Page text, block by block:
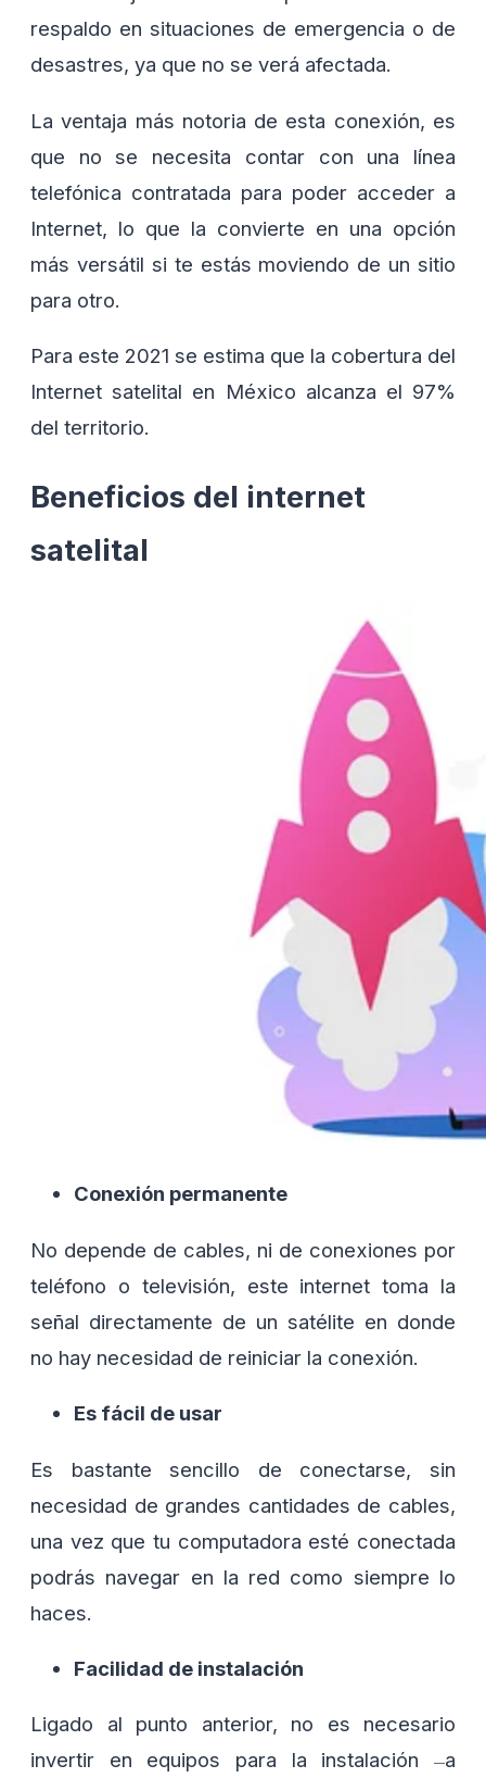
respaldo en situaciones de emergencia o de
desastres, ya que no se verá afectada.
La ventaja más notoria de esta conexión, es
que no se necesita contar con una línea
telefónica contratada para poder acceder a
Internet, lo que la convierte en una opción
más versátil si te estás moviendo de un sitio
para otro.
Para este 2021 se estima que la cobertura del
Internet satelital en México alcanza el 97%
del territorio.
Beneficios del internet
satelital
Conexión permanente
No depende de cables, ni de conexiones por
teléfono o televisión, este internet toma la
señal directamente de un satélite en donde
no hay necesidad de reiniciar la conexión.
Es fácil de usar
Es bastante sencillo de conectarse, sin
necesidad de grandes cantidades de cables,
una vez que tu computadora esté conectada
podrás navegar en la red como siempre lo
haces.
Facilidad de instalación
Ligado al punto anterior, no es necesario
invertir en equipos para la instalación
—a